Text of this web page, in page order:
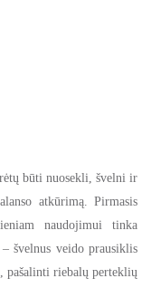
būti nuosekli, švelni ir
atkūrimą. Pirmasis
naudojimui tinka
švelnus veido prausiklis
pašalinti riebalų perteklių